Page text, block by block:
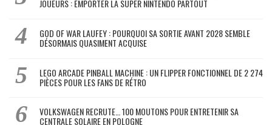
JOUEURS : EMPORTER LA SUPER NINTENDO PARTOUT
GOD OF WAR LAUFEY : POURQUOI SA SORTIE AVANT 2028 SEMBLE
DÉSORMAIS QUASIMENT ACQUISE
LEGO ARCADE PINBALL MACHINE : UN FLIPPER FONCTIONNEL DE 2 274
PIÈCES POUR LES FANS DE RÉTRO
VOLKSWAGEN RECRUTE… 100 MOUTONS POUR ENTRETENIR SA
CENTRALE SOLAIRE EN POLOGNE